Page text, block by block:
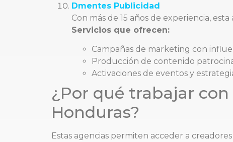
Dmentes Publicidad
Con más de 15 años de experiencia,
Servicios que ofrecen:
Campañas de marketing con
Producción de contenido
Activaciones de eventos y
¿Por qué trabajar
Honduras?
Estas agencias permiten acceder a